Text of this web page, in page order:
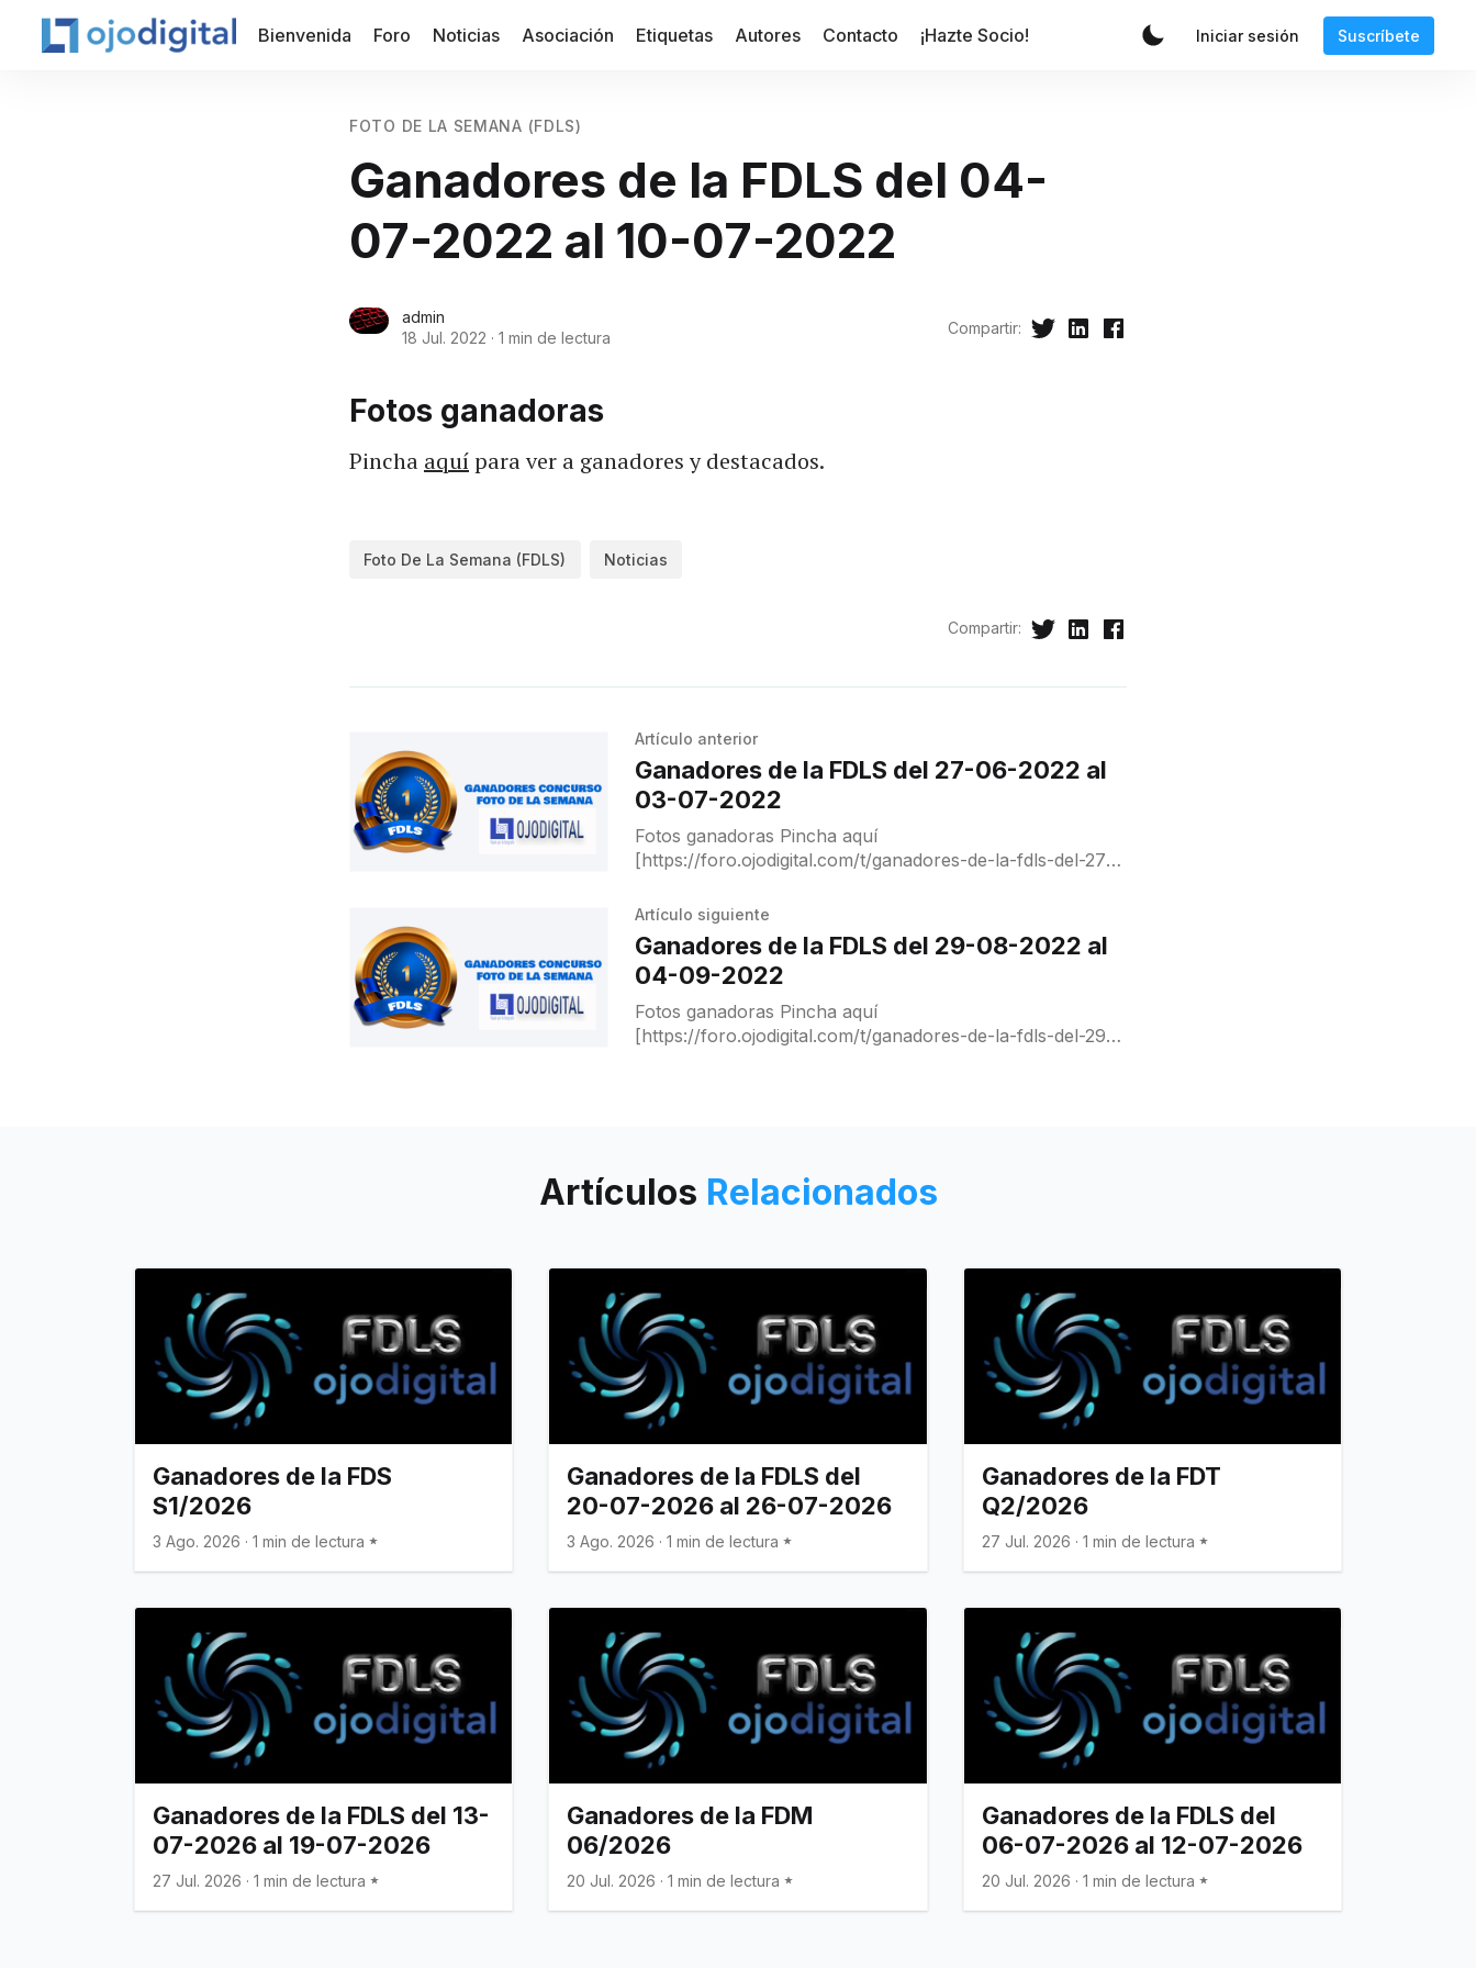
Bienvenida Foro Noticias Asociación Etiquetas Autores Contacto ¡Hazte Socio! Iniciar sesión Suscríbete
FOTO DE LA SEMANA (FDLS)
Ganadores de la FDLS del 04-
07-2022 al 10-07-2022
admin
18 Jul. 2022 · 1 min de lectura
Compartir:
Fotos ganadoras
Pincha aquípara ver a ganadores y destacados.
Foto De La Semana (FDLS) Noticias
Compartir:
Artículo anterior
Ganadores de la FDLS del 27-06-2022 al
03-07-2022
Fotos ganadoras Pincha aquí
[https://foro.ojodigital.com/t/ganadores-de-la-fdls-del-27-
destacados.
Artículo siguiente
Ganadores de la FDLS del 29-08-2022 al
04-09-2022
Fotos ganadoras Pincha aquí
[https://foro.ojodigital.com/t/ganadores-de-la-fdls-del-29-
Artículos Relacionados
Ganadores de la FDS
S1/2026
3 Ago. 2026 · 1 min de lectura
Ganadores de la FDLS del
20-07-2026 al 26-07-2026
3 Ago. 2026 · 1 min de lectura
Ganadores de la FDT
Q2/2026
27 Jul. 2026 · 1 min de lectura
Ganadores de la FDLS del 13-
07-2026 al 19-07-2026
27 Jul. 2026 · 1 min de lectura
Ganadores de la FDM
06/2026
20 Jul. 2026 · 1 min de lectura
Ganadores de la FDLS del
06-07-2026 al 12-07-2026
20 Jul. 2026 · 1 min de lectura